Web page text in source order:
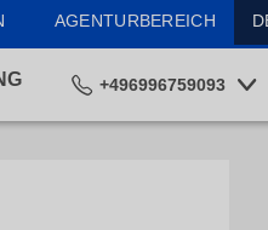
AGENTURBEREICH
+496996759093